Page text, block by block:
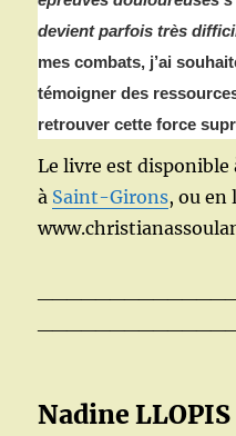
devient parfois très
mes combats, j’ai
témoigner des
retrouver cette force
Le livre est disponible
à Saint-Girons, ou en
Nadine LLOPIS